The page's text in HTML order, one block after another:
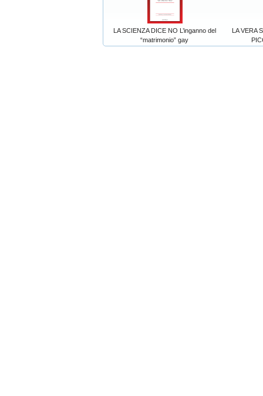
LA SCIENZA DICE NO L’inganno del
“matrimonio” gay
LA VERA